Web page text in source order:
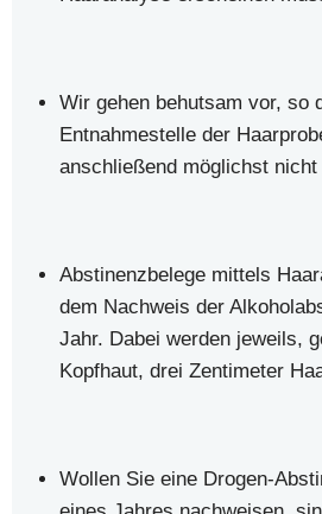
Wir gehen behutsam vor, so
Entnahmestelle der
anschließend möglichst
Abstinenzbelege mittels
dem Nachweis der
Jahr. Dabei werden jeweils,
Kopfhaut, drei Zentimeter
Wollen Sie eine Drogen-